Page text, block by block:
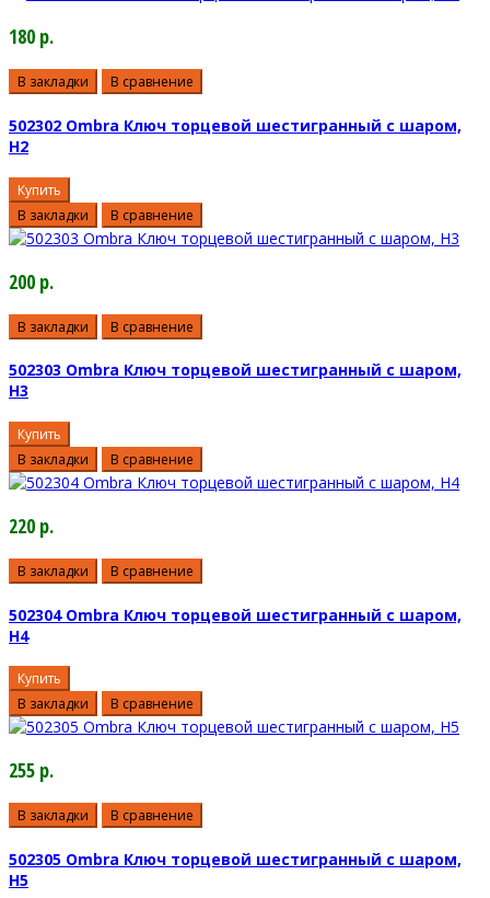
180 р.
В закладки В сравнение
502302 Ombra Ключ торцевой шестигранный с шаром,
H2
Купить
В закладки
В сравнение
200 р.
В закладки В сравнение
502303 Ombra Ключ торцевой шестигранный с шаром,
H3
Купить
В закладки
В сравнение
220 р.
В закладки В сравнение
502304 Ombra Ключ торцевой шестигранный с шаром,
H4
Купить
В закладки
В сравнение
255 р.
В закладки В сравнение
502305 Ombra Ключ торцевой шестигранный с шаром,
H5